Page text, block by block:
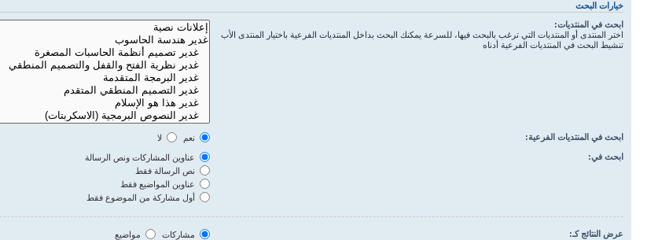
خيارات البحث
ابحث في المنتديات:
اختر المنتدى أو المنتديات التي ترغب بالبحث فيها، للسرعة يمكنك البحث بداخل المنتديات الفرعية باختيار المنتدى الأب
تنشيط البحث في المنتديات الفرعية أدناه
ابحث في المنتديات الفرعية: نعم
لا
ابحث في:
عناوين المشاركات ونص الرسالة
نص الرسالة فقط
عناوين المواضيع فقط
أول مشاركة من الموضوع فقط
عرض النتائج كـ: مشاركات
مواضيع